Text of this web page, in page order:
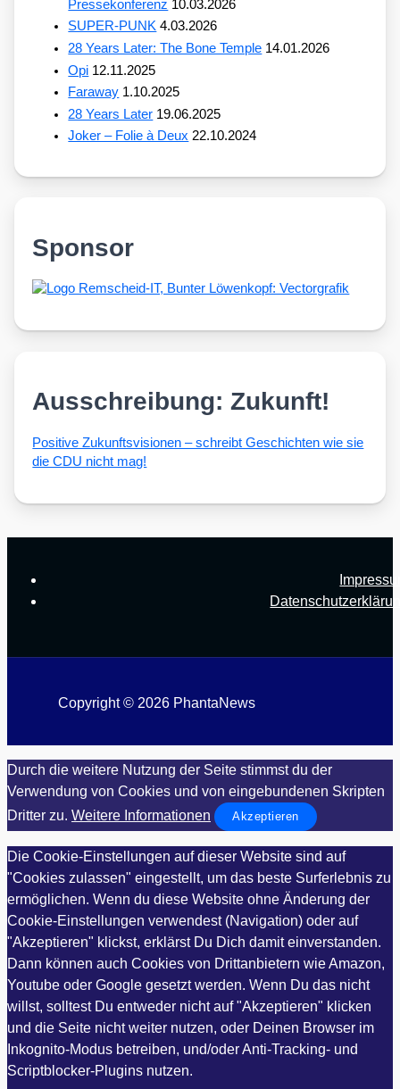
Pressekonferenz 10.03.2026
SUPER-PUNK 4.03.2026
28 Years Later: The Bone Temple 14.01.2026
Opi 12.11.2025
Faraway 1.10.2025
28 Years Later 19.06.2025
Joker – Folie à Deux 22.10.2024
Sponsor
Ausschreibung: Zukunft!
Posi­ti­ve Zukunfts­vi­sio­nen – schreibt Geschich­ten wie sie
die CDU nicht mag!
Copyright © 2026 PhantaNews
Durch die weitere Nutzung der Seite stimmst du der
Verwendung von Cookies und von eingebundenen Skripten
Dritter zu. Weitere Informationen Akzeptieren
Die Cookie-Einstellungen auf dieser Website sind auf
"Cookies zulassen" eingestellt, um das beste Surferlebnis zu
ermöglichen. Wenn du diese Website ohne Änderung der
Cookie-Einstellungen verwendest (Navigation) oder auf
"Akzeptieren" klickst, erklärst Du Dich damit einverstanden.
Dann können auch Cookies von Drittanbietern wie Amazon,
Youtube oder Google gesetzt werden. Wenn Du das nicht
willst, solltest Du entweder nicht auf "Akzeptieren" klicken
und die Seite nicht weiter nutzen, oder Deinen Browser im
Inkognito-Modus betreiben, und/oder Anti-Tracking- und
Scriptblocker-Plugins nutzen.